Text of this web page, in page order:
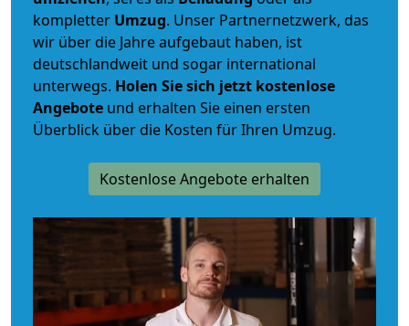
kompletter Umzug. Unser Partnernetzwerk, das
wir über die Jahre aufgebaut haben, ist
deutschlandweit und sogar international
unterwegs. Holen Sie sich jetzt kostenlose
Angebote und erhalten Sie einen ersten
Überblick über die Kosten für Ihren Umzug.
Kostenlose Angebote erhalten